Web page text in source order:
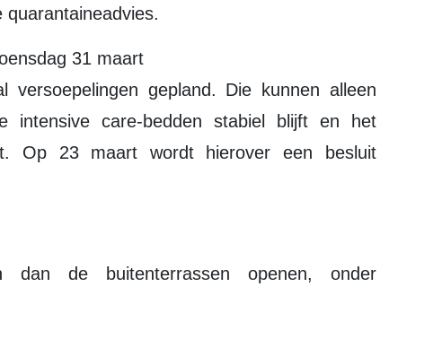
quarantaineadvies.
31 maart
gepland. Die kunnen alleen
intensive care-bedden stabiel blijft en het
Op 23 maart wordt hierover een besluit
dan de buitenterrassen openen, onder